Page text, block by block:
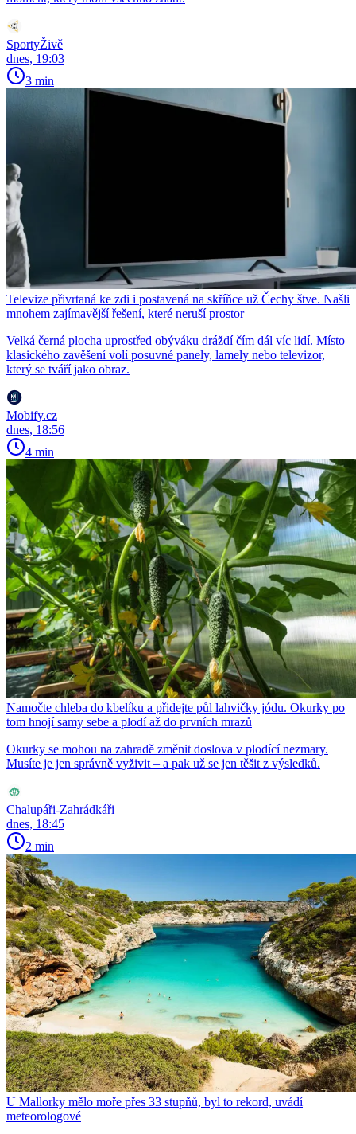
SportyŽivě
dnes, 19:03
3 min
Televize přivrtaná ke zdi i postavená na skříňce už Čechy štve. Našli
mnohem zajímavější řešení, které neruší prostor
Velká černá plocha uprostřed obýváku dráždí čím dál víc lidí. Místo
klasického zavěšení volí posuvné panely, lamely nebo televizor,
který se tváří jako obraz.
Mobify.cz
dnes, 18:56
4 min
Namočte chleba do kbelíku a přidejte půl lahvičky jódu. Okurky po
tom hnojí samy sebe a plodí až do prvních mrazů
Okurky se mohou na zahradě změnit doslova v plodící nezmary.
Musíte je jen správně vyživit – a pak už se jen těšit z výsledků.
Chalupáři-Zahrádkáři
dnes, 18:45
2 min
U Mallorky mělo moře přes 33 stupňů, byl to rekord, uvádí
meteorologové